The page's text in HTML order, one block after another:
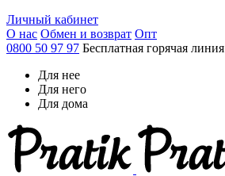
Личный кабинет
О нас Обмен и возврат Опт
0800 50 97 97 Бесплатная горячая линия
Для нее
Для него
Для дома